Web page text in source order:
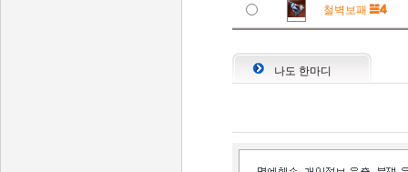
철벽보패
나도 한마디